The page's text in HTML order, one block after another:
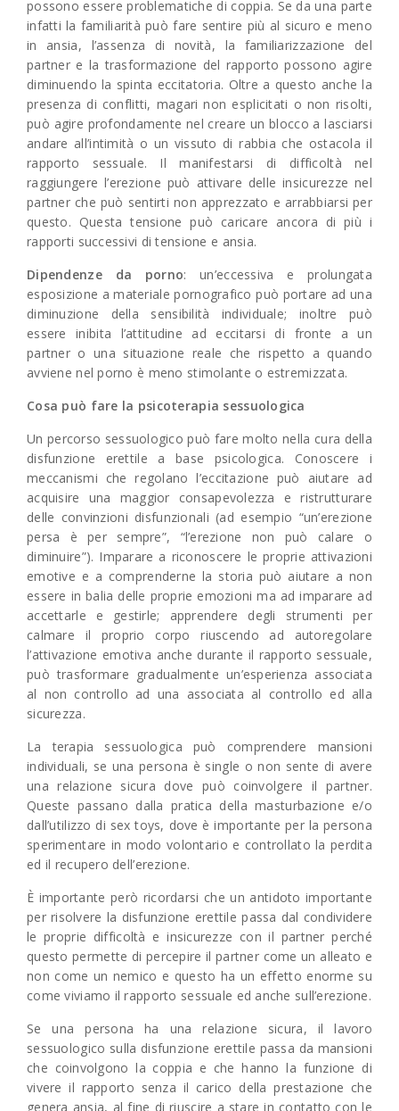
possono essere problematiche di coppia. Se da una parte
infatti la familiarità può fare sentire più al sicuro e meno
in ansia, l’assenza di novità, la familiarizzazione del
partner e la trasformazione del rapporto possono agire
diminuendo la spinta eccitatoria. Oltre a questo anche la
presenza di conflitti, magari non esplicitati o non risolti,
può agire profondamente nel creare un blocco a lasciarsi
andare all’intimità o un vissuto di rabbia che ostacola il
rapporto sessuale. Il manifestarsi di difficoltà nel
raggiungere l’erezione può attivare delle insicurezze nel
partner che può sentirti non apprezzato e arrabbiarsi per
questo. Questa tensione può caricare ancora di più i
rapporti successivi di tensione e ansia.
Dipendenze da porno: un’eccessiva e prolungata
esposizione a materiale pornografico può portare ad una
diminuzione della sensibilità individuale; inoltre può
essere inibita l’attitudine ad eccitarsi di fronte a un
partner o una situazione reale che rispetto a quando
avviene nel porno è meno stimolante o estremizzata.
Cosa può fare la psicoterapia sessuologica
Un percorso sessuologico può fare molto nella cura della
disfunzione erettile a base psicologica. Conoscere i
meccanismi che regolano l’eccitazione può aiutare ad
acquisire una maggior consapevolezza e ristrutturare
delle convinzioni disfunzionali (ad esempio “un’erezione
persa è per sempre”, “l’erezione non può calare o
diminuire”). Imparare a riconoscere le proprie attivazioni
emotive e a comprenderne la storia può aiutare a non
essere in balia delle proprie emozioni ma ad imparare ad
accettarle e gestirle; apprendere degli strumenti per
calmare il proprio corpo riuscendo ad autoregolare
l’attivazione emotiva anche durante il rapporto sessuale,
può trasformare gradualmente un’esperienza associata
al non controllo ad una associata al controllo ed alla
sicurezza.
La terapia sessuologica può comprendere mansioni
individuali, se una persona è single o non sente di avere
una relazione sicura dove può coinvolgere il partner.
Queste passano dalla pratica della masturbazione e/o
dall’utilizzo di sex toys, dove è importante per la persona
sperimentare in modo volontario e controllato la perdita
ed il recupero dell’erezione.
È importante però ricordarsi che un antidoto importante
per risolvere la disfunzione erettile passa dal condividere
le proprie difficoltà e insicurezze con il partner perché
questo permette di percepire il partner come un alleato e
non come un nemico e questo ha un effetto enorme su
come viviamo il rapporto sessuale ed anche sull’erezione.
Se una persona ha una relazione sicura, il lavoro
sessuologico sulla disfunzione erettile passa da mansioni
che coinvolgono la coppia e che hanno la funzione di
vivere il rapporto senza il carico della prestazione che
genera ansia, al fine di riuscire a stare in contatto con le